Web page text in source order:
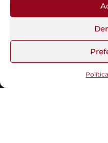
Funciona gracias a